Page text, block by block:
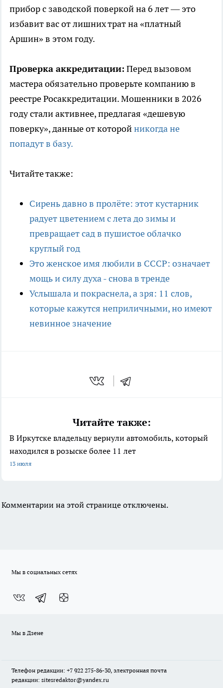
прибор с заводской поверкой на 6 лет — это
избавит вас от лишних трат на «платный
Аршин» в этом году.
Проверка аккредитации: Перед вызовом
мастера обязательно проверьте компанию в
реестре Росаккредитации. Мошенники в 2026
году стали активнее, предлагая «дешевую
поверку», данные от которойникогда не
попадут в базу.
Читайте также:
Сирень давно в пролёте: этот кустарник
радует цветением с лета до зимы и
превращает сад в пушистое облачко
круглый год
Это женское имя любили в СССР: означает
мощь и силу духа - снова в тренде
Услышала и покраснела, а зря: 11 слов,
которые кажутся неприличными, но имеют
невинное значение
Читайте также:
В Иркутске владельцу вернули автомобиль, который
находился в розыске более 11 лет
13 июля
Комментарии на этой странице отключены.
Мы в социальных сетях
Мы в Дзене
Телефон редакции: +7 922 275-86-30, электронная почта
редакции: sitesredaktor@yandex.ru